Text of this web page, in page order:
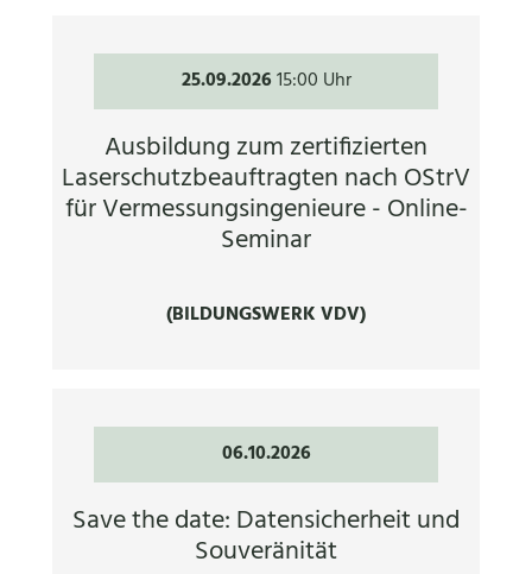
25.09.202615:00 Uhr
Ausbildung zum zertifizierten
Laserschutzbeauftragten nach OStrV
für Vermessungsingenieure - Online-
Seminar
(BILDUNGSWERK VDV)
06.10.2026
Save the date: Datensicherheit und
Souveränität